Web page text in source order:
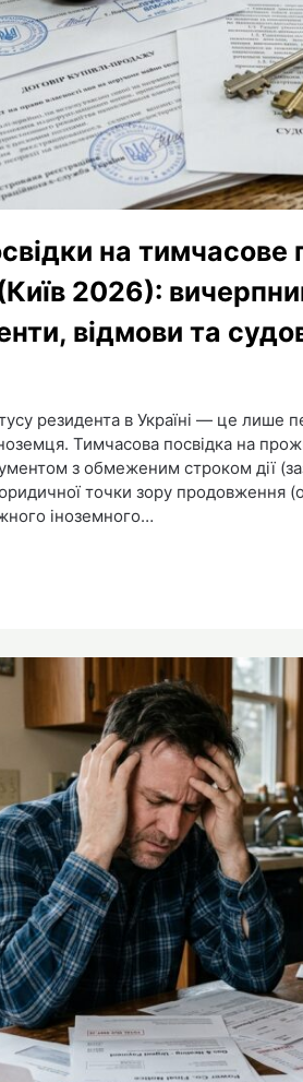
на тимчасове
2026):
відмови та
резидента в Україні — це лише
Тимчасова посвідка на
з обмеженим строком дії
точки зору продовження
іноземного…